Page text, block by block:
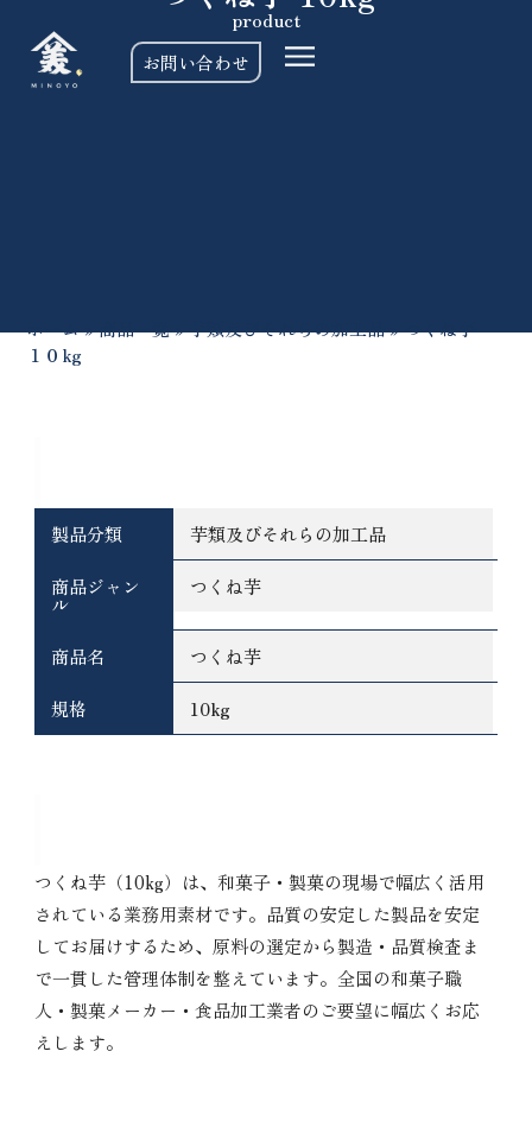
お問い合わせ
product
ホーム»商品一覧»芋類及びそれらの加工品»つくね芋
１０kg
製品分類 芋類及びそれらの加工品
商品ジャン
ル
つくね芋
商品名 つくね芋
規格 10kg
つくね芋（10kg）は、和菓子・製菓の現場で幅広く活用
されている業務用素材です。品質の安定した製品を安定
してお届けするため、原料の選定から製造・品質検査ま
で一貫した管理体制を整えています。全国の和菓子職
人・製菓メーカー・食品加工業者のご要望に幅広くお応
えします。